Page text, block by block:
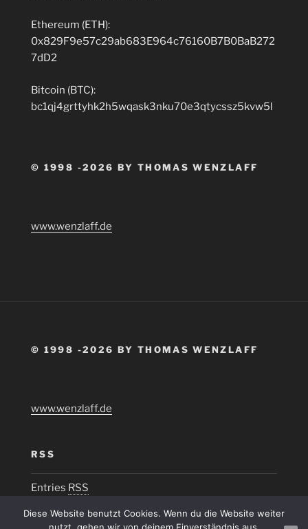
Ethereum (ETH):
0x829F9e57c29ab683E964c76160B7B0BaB272
7dD2
Bitcoin (BTC):
bc1qj4grttyhk2h5wqask3nku70e3qtycssz5kvw5l
© 1998 -2026 BY THOMAS WENZLAFF
www.wenzlaff.de
© 1998 -2026 BY THOMAS WENZLAFF
www.wenzlaff.de
RSS
Entries RSS
Diese Website benutzt Cookies. Wenn du die Website weiter